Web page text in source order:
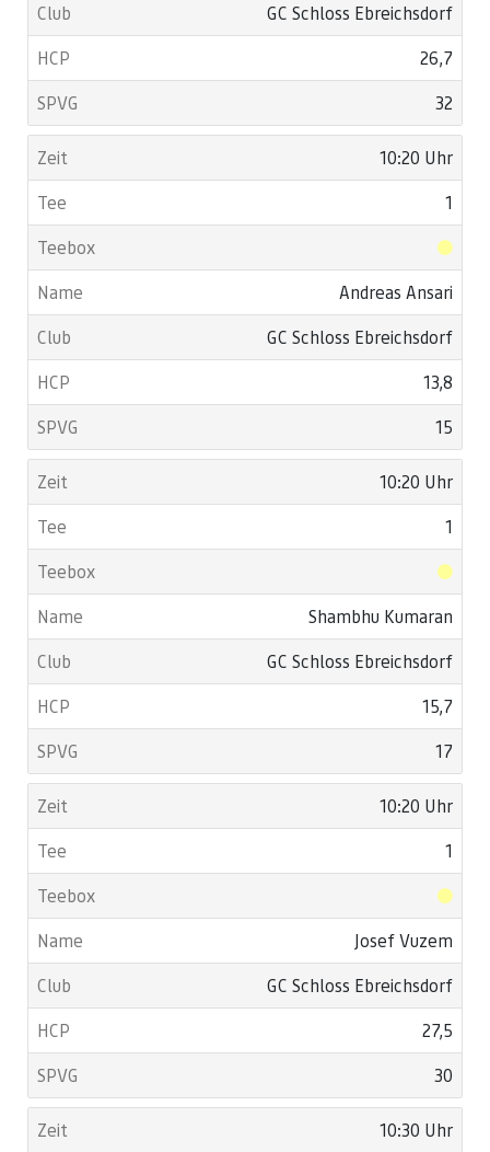
GC Schloss Ebreichsdorf
26,7
32
10:20 Uhr
1
Andreas Ansari
GC Schloss Ebreichsdorf
13,8
15
10:20 Uhr
1
Shambhu Kumaran
GC Schloss Ebreichsdorf
15,7
17
10:20 Uhr
1
Josef Vuzem
GC Schloss Ebreichsdorf
27,5
30
10:30 Uhr